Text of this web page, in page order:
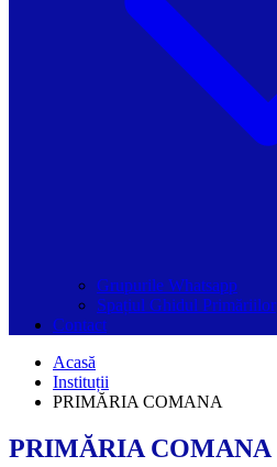
Grupurile Whatsapp
Spațiul Ghidul Primăriilor
Contact
Acasă
Instituții
PRIMĂRIA COMANA
PRIMĂRIA COMANA